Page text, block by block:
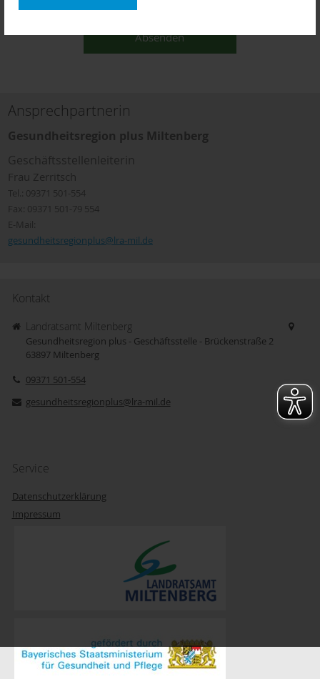
Absenden
Ansprechpartnerin
Gesundheitsregion plus Miltenberg
Geschäftsstellenleiterin
Frau Zerritsch
Tel.: 09371 501-554
Fax: 09371 501-79 554
E-Mail:
gesundheitsregionplus@lra-mil.de
Kontakt
Landratsamt Miltenberg
Gesundheitsregion plus - Geschäftsstelle - Brückenstraße 2
63897 Miltenberg
09371 501-554
gesundheitsregionplus@lra-mil.de
Service
Datenschutzerklärung
Impressum